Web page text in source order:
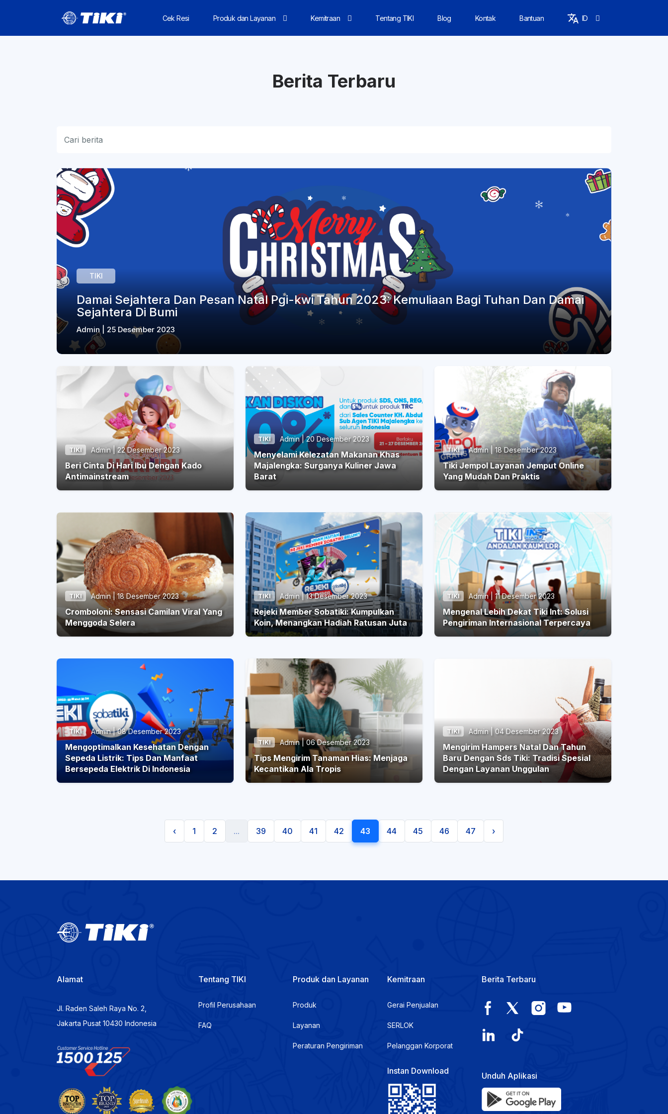
Cek Resi Produk dan Layanan Kemitraan Tentang TIKI Blog Kontak Bantuan ID
Berita Terbaru
TIKI
Damai Sejahtera Dan Pesan Natal Pgi-kwi Tahun 2023: Kemuliaan Bagi Tuhan Dan Damai
Sejahtera Di Bumi
Admin | 25 Desember 2023
TIKI Admin | 22 Desember 2023
Beri Cinta Di Hari Ibu Dengan Kado
Antimainstream
TIKI Admin | 20 Desember 2023
Menyelami Kelezatan Makanan Khas
Majalengka: Surganya Kuliner Jawa
Barat
TIKI Admin | 18 Desember 2023
Tiki Jempol Layanan Jemput Online
Yang Mudah Dan Praktis
TIKI Admin | 18 Desember 2023
Cromboloni: Sensasi Camilan Viral Yang
Menggoda Selera
TIKI Admin | 13 Desember 2023
Rejeki Member Sobatiki: Kumpulkan
Koin, Menangkan Hadiah Ratusan Juta
TIKI Admin | 11 Desember 2023
Mengenal Lebih Dekat Tiki Int: Solusi
Pengiriman Internasional Terpercaya
TIKI Admin | 08 Desember 2023
Mengoptimalkan Kesehatan Dengan
Sepeda Listrik: Tips Dan Manfaat
Bersepeda Elektrik Di Indonesia
TIKI Admin | 06 Desember 2023
Tips Mengirim Tanaman Hias: Menjaga
Kecantikan Ala Tropis
TIKI Admin | 04 Desember 2023
Mengirim Hampers Natal Dan Tahun
Baru Dengan Sds Tiki: Tradisi Spesial
Dengan Layanan Unggulan
‹ 1 2 ... 39 40 41 42 43 44 45 46 47 ›
Alamat
Jl. Raden Saleh Raya No. 2,
Jakarta Pusat 10430 Indonesia
Tentang TIKI
Profil Perusahaan
FAQ
Produk dan Layanan
Produk
Layanan
Peraturan Pengiriman
Kemitraan
Gerai Penjualan
SERLOK
Pelanggan Korporat
Instan Download
Berita Terbaru
Unduh Aplikasi